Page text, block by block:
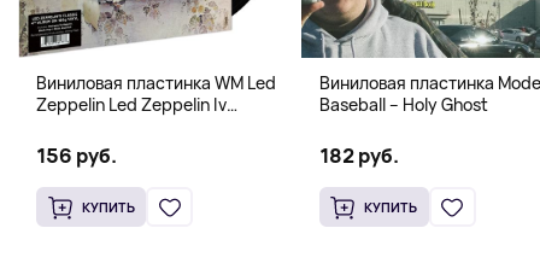
Виниловая пластинка WM Led
Zeppelin Led Zeppelin Iv
156 руб.
КУПИТЬ
Виниловая пластинка
Baseball – Holy Ghost
182 руб.
КУПИТЬ